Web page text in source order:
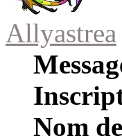
Allyastrea
Nom